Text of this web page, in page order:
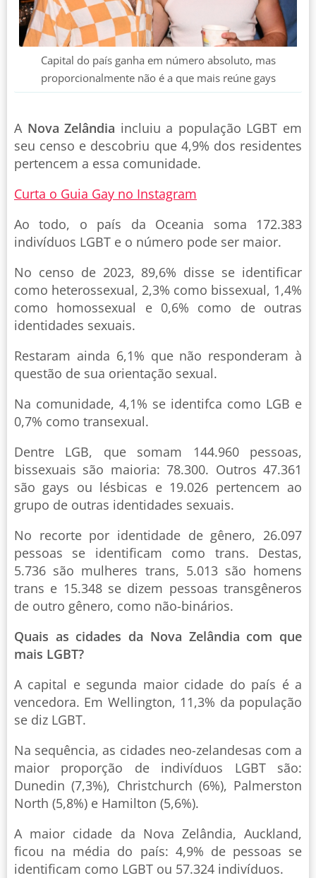
Capital do país ganha em número absoluto, mas
proporcionalmente não é a que mais reúne gays
A Nova Zelândia incluiu a população LGBT em
seu censo e descobriu que 4,9% dos residentes
pertencem a essa comunidade.
Curta o Guia Gay no Instagram
Ao todo, o país da Oceania soma 172.383
indivíduos LGBT e o número pode ser maior.
No censo de 2023, 89,6% disse se identificar
como heterossexual, 2,3% como bissexual, 1,4%
como homossexual e 0,6% como de outras
identidades sexuais.
Restaram ainda 6,1% que não responderam à
questão de sua orientação sexual.
Na comunidade, 4,1% se identifca como LGB e
0,7% como transexual.
Dentre LGB, que somam 144.960 pessoas,
bissexuais são maioria: 78.300. Outros 47.361
são gays ou lésbicas e 19.026 pertencem ao
grupo de outras identidades sexuais.
No recorte por identidade de gênero, 26.097
pessoas se identificam como trans. Destas,
5.736 são mulheres trans, 5.013 são homens
trans e 15.348 se dizem pessoas transgêneros
de outro gênero, como não-binários.
Quais as cidades da Nova Zelândia com que
mais LGBT?
A capital e segunda maior cidade do país é a
vencedora. Em Wellington, 11,3% da população
se diz LGBT.
Na sequência, as cidades neo-zelandesas com a
maior proporção de indivíduos LGBT são:
Dunedin (7,3%), Christchurch (6%), Palmerston
North (5,8%) e Hamilton (5,6%).
A maior cidade da Nova Zelândia, Auckland,
ficou na média do país: 4,9% de pessoas se
identificam como LGBT ou 57.324 indivíduos.